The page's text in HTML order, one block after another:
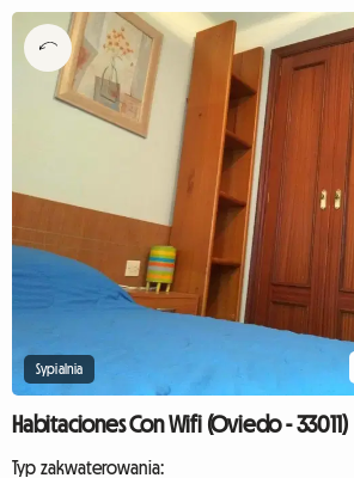
Sypialnia
Habitaciones Con Wifi (Oviedo - 33011)
Typ zakwaterowania: